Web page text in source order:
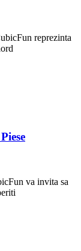
reprezinta
va invita sa